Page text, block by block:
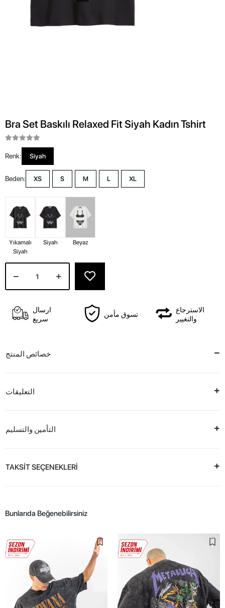
Bra Set Baskılı Relaxed Fit Siyah Kadın Tshirt
Renk: Siyah
Beden: XS S M L XL
Yıkamalı
Siyah
Siyah Beyaz
ارسال
سريع
تسوق مأمن
الاسترجاع
والتغيير
خصائص المنتج
التعليقات
التأمين والتسليم
TAKSİT SEÇENEKLERİ
Bunlarıda Beğenebilirsiniz